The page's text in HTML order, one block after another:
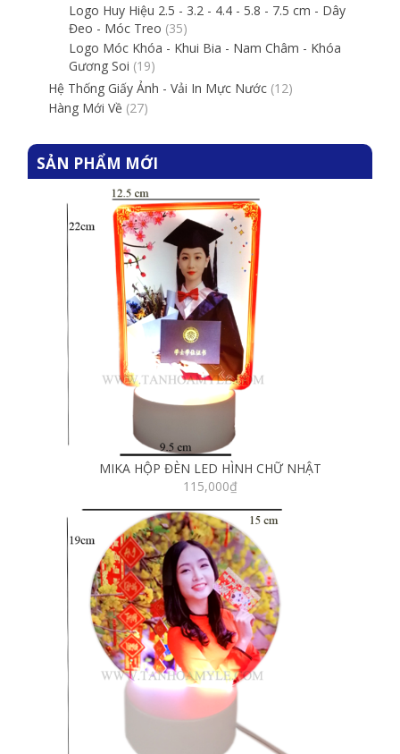
Logo Huy Hiệu 2.5 - 3.2 - 4.4 - 5.8 - 7.5 cm - Dây
Đeo - Móc Treo (35)
Logo Móc Khóa - Khui Bia - Nam Châm - Khóa
Gương Soi (19)
Hệ Thống Giấy Ảnh - Vải In Mực Nước (12)
Hàng Mới Về (27)
SẢN PHẨM MỚI
MIKA HỘP ĐÈN LED HÌNH CHỮ NHẬT
115,000₫